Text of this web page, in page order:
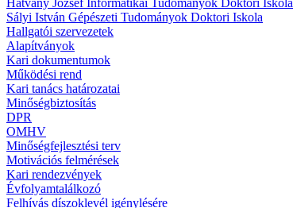
Hatvany József Informatikai Tudományok Doktori Iskola
Sályi István Gépészeti Tudományok Doktori Iskola
Hallgatói szervezetek
Alapítványok
Kari dokumentumok
Működési rend
Kari tanács határozatai
Minőségbiztosítás
DPR
OMHV
Minőségfejlesztési terv
Motivációs felmérések
Kari rendezvények
Évfolyamtalálkozó
Felhívás díszoklevél igénylésére